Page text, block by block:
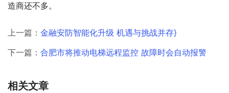
造商还不多。
上一篇： 金融安防智能化升级 机遇与挑战并存}
下一篇： 合肥市将推动电梯远程监控 故障时会自动报警
相关文章